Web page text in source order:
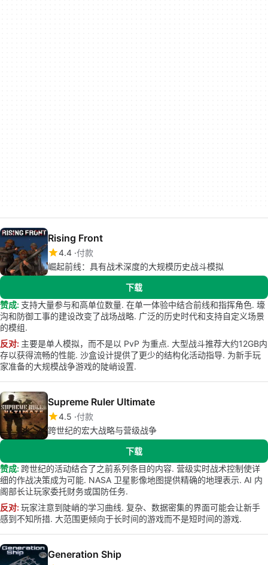
Rising Front
4.4 付款
崛起前线：具有战术深度的大规模历史战斗模拟
下载
赞成: 支持大量参与和高单位数量. 在单一体验中结合前线和指挥角色. 壕
沟和防御工事的建设改变了战场战略. 广泛的历史时代和支持自定义场景
的模组.
反对: 主要是单人模拟，而不是以 PvP 为重点. 大型战斗推荐大约12GB内
存以获得流畅的性能. 沙盒设计提供了更少的结构化活动指导. 为新手玩
家准备的大规模战争游戏的陡峭设置.
Supreme Ruler Ultimate
4.5 付款
跨世纪的宏大战略与营级战争
下载
赞成: 跨世纪的活动结合了之前系列条目的内容. 营级实时战术控制使详
细的作战决策成为可能. NASA 卫星影像地图提供精确的地理表示. AI 内
阁部长让玩家委托财务或国防任务.
反对: 玩家注意到陡峭的学习曲线. 复杂、数据密集的界面可能会让新手
感到不知所措. 大范围更倾向于长时间的游戏而不是短时间的游戏.
Generation Ship